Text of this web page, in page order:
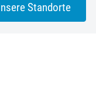
Standorte